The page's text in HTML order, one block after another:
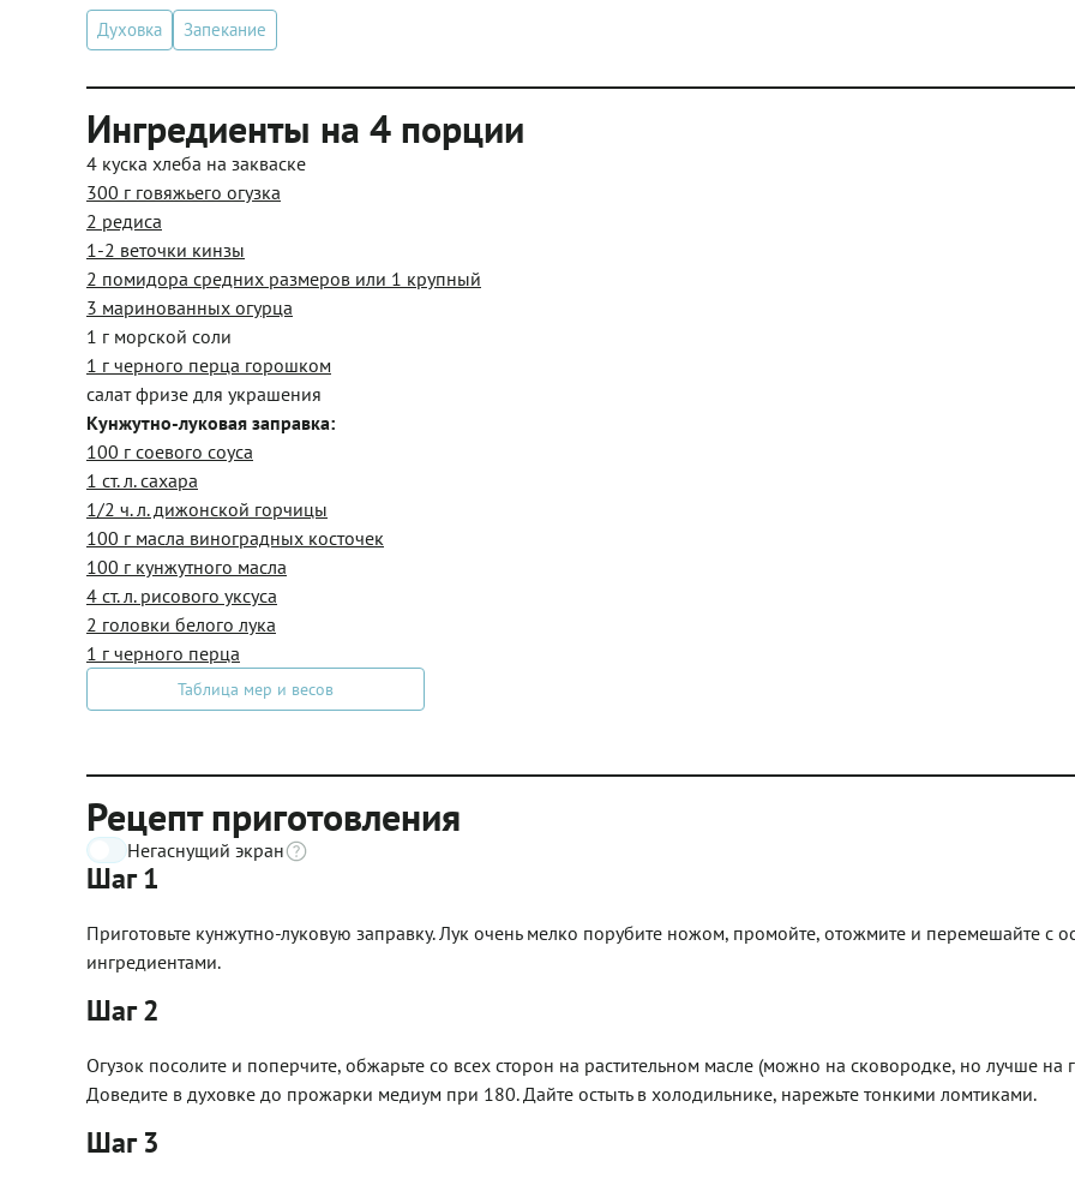
Духовка Запекание
Ингредиенты на 4 порции
4 куска хлеба на закваске
300 г говяжьего огузка
2 редиса
1-2 веточки кинзы
2 помидора средних размеров или 1 крупный
3 маринованных огурца
1 г морской соли
1 г черного перца горошком
салат фризе для украшения
Кунжутно-луковая заправка:
100 г соевого соуса
1 ст. л. сахара
1/2 ч. л. дижонской горчицы
100 г масла виноградных косточек
100 г кунжутного масла
4 ст. л. рисового уксуса
2 головки белого лука
1 г черного перца
Таблица мер и весов
Рецепт приготовления
Негаснущий экран
Шаг 1
Приготовьте кунжутно-луковую заправку. Лук очень мелко порубите ножом, промойте, отожмите и перемешайте с
ингредиентами.
Шаг 2
Огузок посолите и поперчите, обжарьте со всех сторон на растительном масле (можно на сковородке, но лучше на
Доведите в духовке до прожарки медиум при 180. Дайте остыть в холодильнике, нарежьте тонкими ломтиками.
Шаг 3